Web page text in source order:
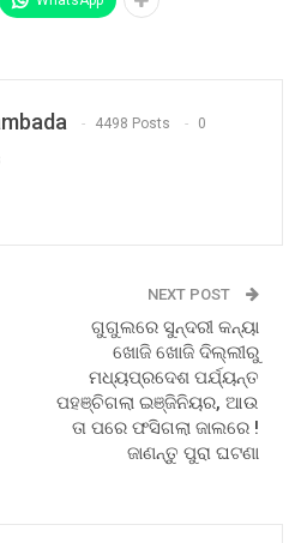
4498 Posts 0
NEXT POST
ଗୁଗୁଲରେ ସୁନ୍ଦରୀ କନ୍ୟା
ଖୋଜି ଖୋଜି ଦିଲ୍ଲୀରୁ
ମଧ୍ୟପ୍ରଦେଶ ପର୍ଯ୍ୟନ୍ତ
ପହଞ୍ଚିଗଲା ଇଞ୍ଜିନିୟର, ଆଉ
ତା ପରେ ଫସିଗଲା ଜାଲରେ !
ଜାଣନ୍ତୁ ପୁରା ଘଟଣା